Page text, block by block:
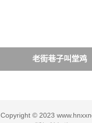
老街巷子叫堂鸡
Copyright © 2023